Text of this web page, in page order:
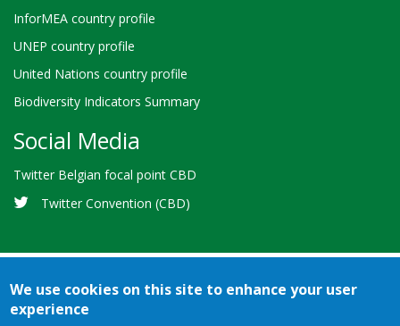
InforMEA country profile
UNEP country profile
United Nations country profile
Biodiversity Indicators Summary
Social Media
Twitter Belgian focal point CBD
Twitter Convention (CBD)
Credits
We use cookies on this site to enhance your user
experience